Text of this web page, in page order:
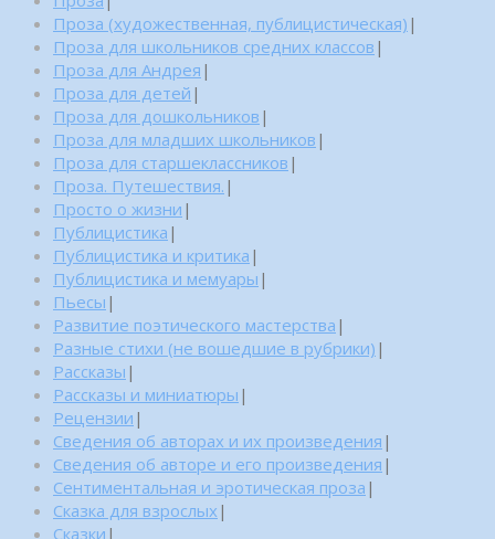
Проза (художественная, публицистическая) |
Проза для школьников средних классов |
Проза для Андрея |
Проза для детей |
Проза для дошкольников |
Проза для младших школьников |
Проза для старшеклассников |
Проза. Путешествия. |
Просто о жизни |
Публицистика |
Публицистика и критика |
Публицистика и мемуары |
Пьесы |
Развитие поэтического мастерства |
Разные стихи (не вошедшие в рубрики) |
Рассказы |
Рассказы и миниатюры |
Рецензии |
Сведения об авторах и их произведения |
Сведения об авторе и его произведения |
Сентиментальная и эротическая проза |
Сказка для взрослых |
Сказки |